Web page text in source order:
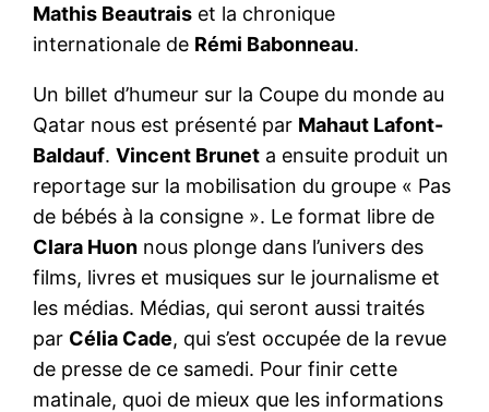
Mathis Beautrais et la chronique
internationale de Rémi Babonneau.
Un billet d’humeur sur la Coupe du monde au
Qatar nous est présenté par Mahaut Lafont-
Baldauf.Vincent Brunet a ensuite produit un
reportage sur la mobilisation du groupe « Pas
de bébés à la consigne ». Le format libre de
Clara Huon nous plonge dans l’univers des
films, livres et musiques sur le journalisme et
les médias. Médias, qui seront aussi traités
par Célia Cade, qui s’est occupée de la revue
de presse de ce samedi. Pour finir cette
matinale, quoi de mieux que les informations